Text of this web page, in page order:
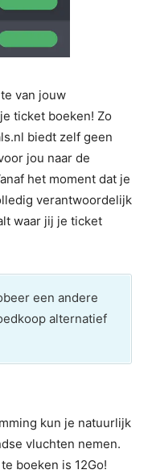
van jouw
ticket boeken! Zo
biedt zelf geen
jou naar de
het moment dat je
verantwoordelijk
waar jij je ticket
een andere
alternatief
kun je natuurlijk
vluchten nemen.
boeken is 12Go!